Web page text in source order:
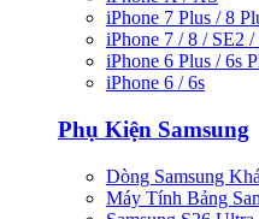
iPhone 7 Plus / 8
iPhone 7 / 8 / SE2 /
iPhone 6 Plus / 6s
iPhone 6 / 6s
Phụ Kiện Samsung
Dòng Samsung
Máy Tính Bảng